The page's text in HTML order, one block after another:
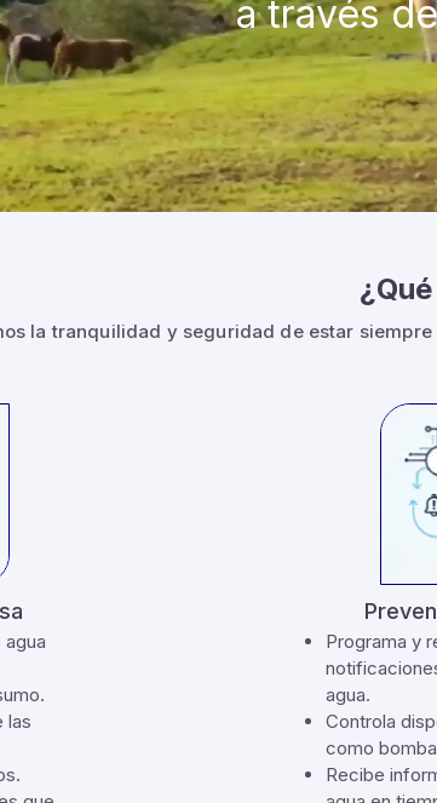
a través
la tranquilidad y seguridad de estar
las
Programa y
agua.
Controla
como
Recibe